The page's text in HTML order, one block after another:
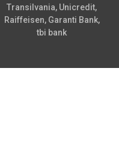
Transilvania, Unicredit,
Raiffeisen, Garanti Bank,
tbi bank